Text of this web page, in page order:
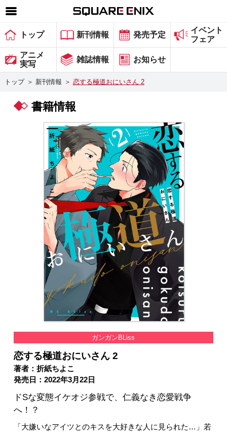
SQUARE ENIX 公式サイトメニュー
ゲーム
マガジン＆ブックス
グッズ
会社情報 採用情報
スクウェア・エニックス サイト内検索
トップ 新刊情報 発売予定
イベント
フェア
アニメ
実写
雑誌情報 お知らせ
トップ ＞ 新刊情報 ＞ 恋する極道おにいさん 2
書籍情報
ガンガンBLiss
恋する極道おにいさん 2
著者：折紙ちよこ
発売日：2022年3月22日
ドSな変態イケオジ参戦で、仁義なき恋愛戦争
へ！？
「大嫌いなアイツとのキスを大好きな人に見られた…」若